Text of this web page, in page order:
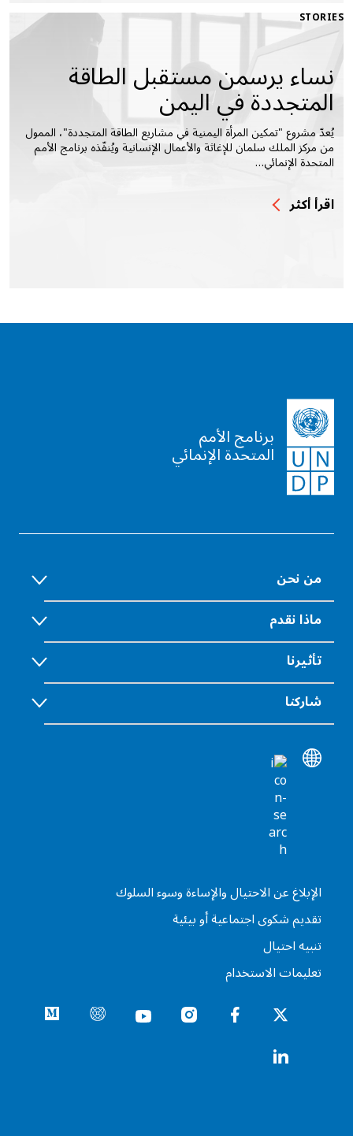
STORIES
نساء يرسمن مستقبل الطاقة
المتجددة في اليمن
يُعدّ مشروع "تمكين المرأة اليمنية في مشاريع الطاقة المتجددة"، الممول
من مركز الملك سلمان للإغاثة والأعمال الإنسانية ويُنفّذه برنامج الأمم
المتحدة الإنمائي…
اقرأ أكثر
برنامج الأمم
المتحدة الإنمائي
من نحن
ماذا نقدم
تأثيرنا
شاركنا
الإبلاغ عن الاحتيال والإساءة وسوء السلوك
تقديم شكوى اجتماعية أو بيئية
تنبيه احتيال
تعليمات الاستخدام